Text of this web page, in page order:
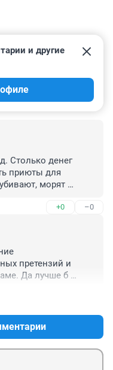
и другие
Столько денег
приюты для
морят
и ненасытность
+0 –0
претензий и
Да лучше б
на Пискунова,40
и не
и как
а мошенник